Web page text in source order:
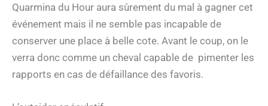
Quarmina du Hour aura sûrement du mal à gagner cet
événement mais il ne semble pas incapable de
conserver une place à belle cote. Avant le coup, on le
verra donc comme un cheval capable de pimenter les
rapports en cas de défaillance des favoris.